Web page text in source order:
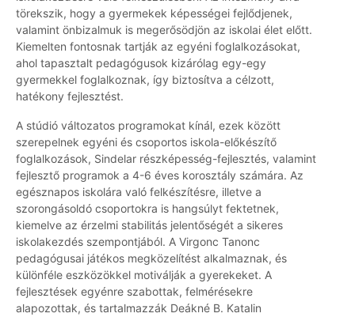
törekszik, hogy a gyermekek képességei fejlődjenek,
valamint önbizalmuk is megerősödjön az iskolai élet előtt.
Kiemelten fontosnak tartják az egyéni foglalkozásokat,
ahol tapasztalt pedagógusok kizárólag egy-egy
gyermekkel foglalkoznak, így biztosítva a célzott,
hatékony fejlesztést.
A stúdió változatos programokat kínál, ezek között
szerepelnek egyéni és csoportos iskola-előkészítő
foglalkozások, Sindelar részképesség-fejlesztés, valamint
fejlesztő programok a 4-6 éves korosztály számára. Az
egésznapos iskolára való felkészítésre, illetve a
szorongásoldó csoportokra is hangsúlyt fektetnek,
kiemelve az érzelmi stabilitás jelentőségét a sikeres
iskolakezdés szempontjából. A Virgonc Tanonc
pedagógusai játékos megközelítést alkalmaznak, és
különféle eszközökkel motiválják a gyerekeket. A
fejlesztések egyénre szabottak, felmérésekre
alapozottak, és tartalmazzák Deákné B. Katalin